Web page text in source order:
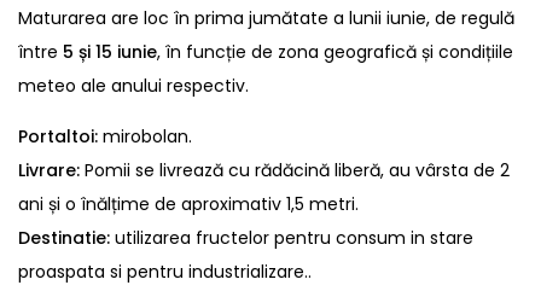
Maturarea are loc în prima jumătate a lunii iunie, de regulă
între 5 și 15 iunie, în funcție de zona geografică și condițiile
meteo ale anului respectiv.
Portaltoi: mirobolan.
Livrare: Pomii se livrează cu rădăcină liberă, au vârsta de 2
ani și o înălțime de aproximativ 1,5 metri.
Destinatie: utilizarea fructelor pentru consum in stare
proaspata si pentru industrializare..